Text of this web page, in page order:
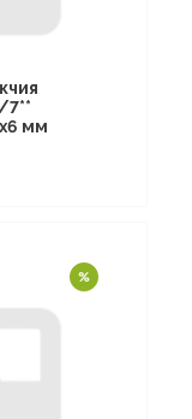
7**
мм